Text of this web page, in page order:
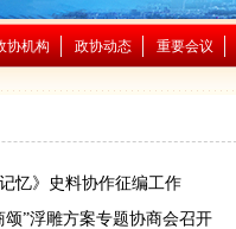
协机构 政协动态 重要会议
忆》史料协作征编工作
”浮雕方案专题协商会召开